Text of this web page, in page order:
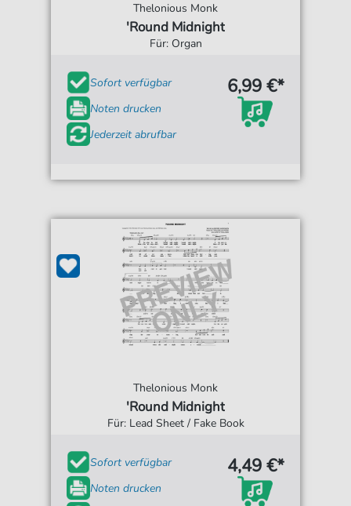
Thelonious Monk
'Round Midnight
Für: Organ
Sofort verfügbar
Noten drucken
Jederzeit abrufbar
6,99 €*
Thelonious Monk
'Round Midnight
Für: Lead Sheet / Fake Book
Sofort verfügbar
Noten drucken
4,49 €*